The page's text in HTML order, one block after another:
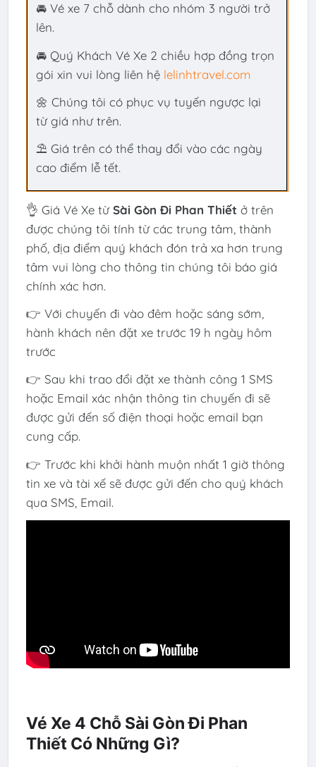
🚘 Vé xe 7 chỗ dành cho nhóm 3 người trở
lên.
🚘 Quý Khách Vé Xe 2 chiều hợp đồng trọn
gói xin vui lòng liên hệ lelinhtravel.com
🌼 Chúng tôi có phục vụ tuyến ngược lại
từ giá như trên.
⛱ Giá trên có thể thay đổi vào các ngày
cao điểm lễ tết.
👌 Giá Vé Xe từSài Gòn Đi Phan Thiết ở trên
được chúng tôi tính từ các trung tâm, thành
phố, địa điểm quý khách đón trả xa hơn trung
tâm vui lòng cho thông tin chúng tôi báo giá
chính xác hơn.
👉 Với chuyến đi vào đêm hoặc sáng sớm,
hành khách nên đặt xe trước 19 h ngày hôm
trước
👉 Sau khi trao đổi đặt xe thành công 1 SMS
hoặc Email xác nhận thông tin chuyến đi sẽ
được gửi đến số điện thoại hoặc email bạn
cung cấp.
👉 Trước khi khởi hành muộn nhất 1 giờ thông
tin xe và tài xế sẽ được gửi đến cho quý khách
qua SMS, Email.
Vé Xe 4 Chỗ Sài Gòn Đi Phan
Thiết Có Những Gì?